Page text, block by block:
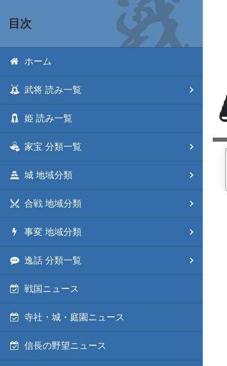
目次
ホーム
武将 読み一覧
姫 読み一覧
家宝 分類一覧
城 地域分類
合戦 地域分類
事変 地域分類
逸話 分類一覧
戦国ニュース
寺社・城・庭園ニュース
信長の野望ニュース